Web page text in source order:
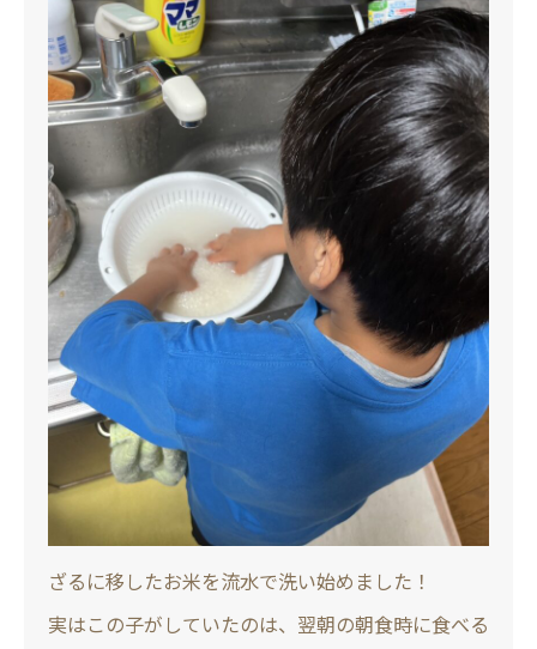
ざるに移したお米を流水で洗い始めました！
実はこの子がしていたのは、翌朝の朝食時に食べる